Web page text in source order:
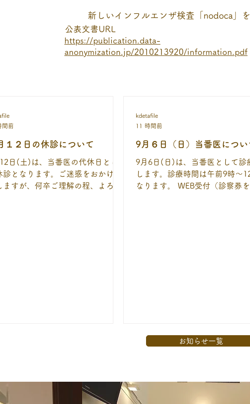
新しいインフルエンザ検査「nodoca」
公表文書URL
https://publication.data-
anonymization.jp/2010213920/information.pdf
１２日の休診について
日(土)は、当番医の代休日とし
診となります。ご迷惑をおかけい
ますが、何卒ご理解の程、よろし
間前
9月６日（日）当番医につい
9月6日(日)は、当番医として診
します。診療時間は午前9時～
なります。 WEB受付（診察券を
kdetafile
11 時間前
お知らせ一覧